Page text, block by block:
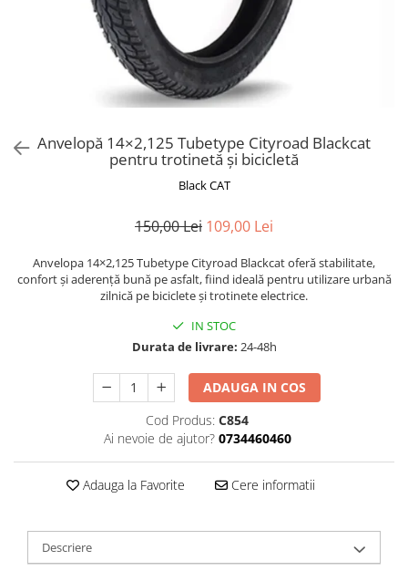
Trotinete Peste 3000 Lei
Trotinete cu Scaun
Trotinete cu Cheie
Trotinete cu Baterie Detașabilă
Trotinete cu Cheie
Trotinete cu Suspensii
Trotinete cu Ghidon Reglabil
Suporturi pentru telefon
Oglinzi retrovizoare
Ornamente, stickere & viniluri
Iluminare decorativă
Protecții la coliziune
KuKirin G2 Master
KuKirin S1 Max
Xiaomi Mi
Roți și Anvelope
Anvelope pneumatice
Camere de aer
Valve & extensii
Electronică
Acceleratoare & comenzi
Lumini / iluminare
Motoare
Anvelopă 14×2,125 Tubetype Cityroad Blackcat
pentru trotinetă și bicicletă
Black CAT
150,00 Lei 109,00 Lei
Anvelopa 14×2,125 Tubetype Cityroad Blackcat oferă stabilitate,
confort și aderență bună pe asfalt, fiind ideală pentru utilizare urbană
zilnică pe biciclete și trotinete electrice.
IN STOC
Durata de livrare: 24-48h
ADAUGA IN COS
Cod Produs: C854
Ai nevoie de ajutor? 0734460460
Adauga la Favorite Cere informatii
Descriere